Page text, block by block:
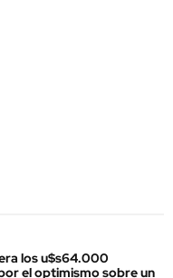
los u$s64.000
el optimismo sobre un